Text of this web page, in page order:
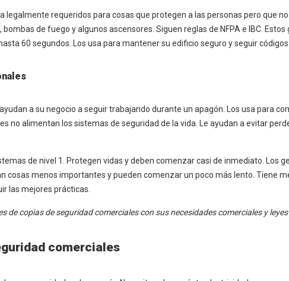
requeridos para cosas que protegen a las personas pero que no
de fuego y algunos ascensores. Siguen reglas de NFPA e IBC. Estos
60 segundos. Los usa para mantener su edificio seguro y seguir códigos
a su negocio a seguir trabajando durante un apagón. Los usa para
no alimentan los sistemas de seguridad de la vida. Le ayudan a evitar
de nivel 1. Protegen vidas y deben comenzar casi de inmediato. Los
cosas menos importantes y pueden comenzar un poco más lento. Tiene
las mejores prácticas.
de copias de seguridad comerciales con sus necesidades comerciales y
comerciales